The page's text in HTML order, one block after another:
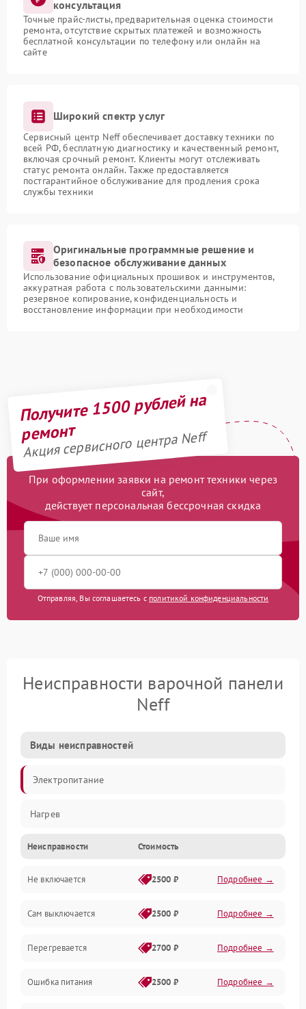
консультация
Точные прайс-листы, предварительная оценка стоимости
ремонта, отсутствие скрытых платежей и возможность
бесплатной консультации по телефону или онлайн на
сайте
Широкий спектр услуг
Сервисный центр Neff обеспечивает доставку техники по
всей РФ, бесплатную диагностику и качественный ремонт,
включая срочный ремонт. Клиенты могут отслеживать
статус ремонта онлайн. Также предоставляется
постгарантийное обслуживание для продления срока
службы техники
Оригинальные программные решение и
безопасное обслуживание данных
Использование официальных прошивок и инструментов,
аккуратная работа с пользовательскими данными:
резервное копирование, конфиденциальность и
восстановление информации при необходимости
Получите 1500 рублей на
ремонт
Акция сервисного центра Neff
При оформлении заявки на ремонт техники через
сайт,
действует персональная бессрочная скидка
Отправляя, Вы соглашаетесь с политикой конфиденциальности
Неисправности варочной панели
Neff
Виды неисправностей
Электропитание
Нагрев
Неисправности Стоимость
Не включается 2500 ₽ Подробнее →
Сам выключается 2500 ₽ Подробнее →
Перегревается 2700 ₽ Подробнее →
Ошибка питания 2500 ₽ Подробнее →